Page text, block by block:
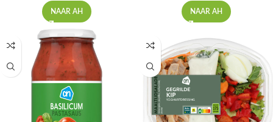
NAAR AH NAAR AH